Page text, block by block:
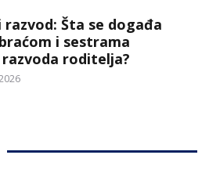
razvod: Šta se događa
i sestrama
roditelja?